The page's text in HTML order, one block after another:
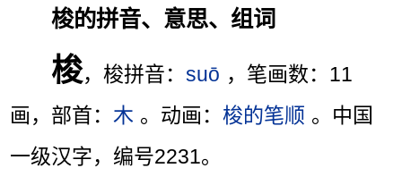
梭的拼音、意思、组词
梭，梭拼音：suō ，笔画数：11
画，部首：木 。动画：梭的笔顺 。中国
一级汉字，编号2231。